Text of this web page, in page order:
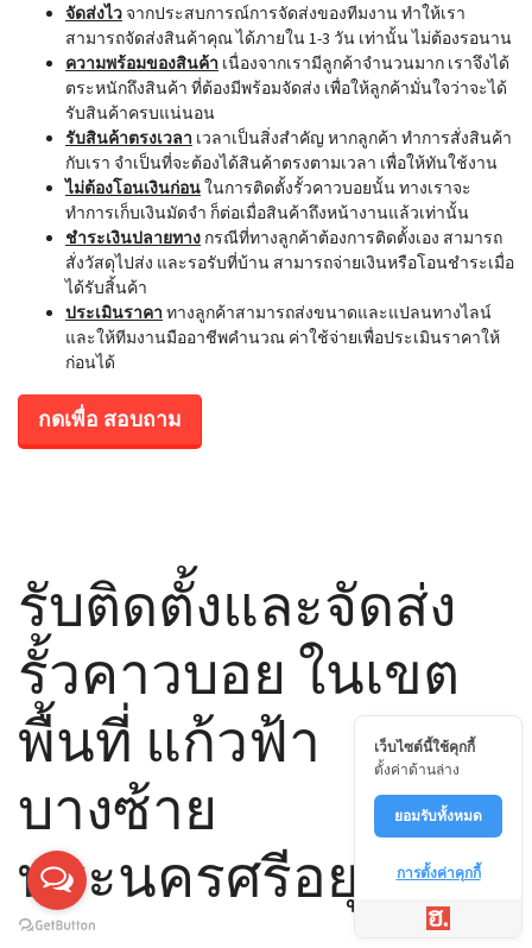
จัดส่งไว จากประสบการณ์การจัดส่งของทีมงาน ทำให้เรา
สามารถจัดส่งสินค้าคุณ ได้ภายใน 1-3 วัน เท่านั้น ไม่ต้องรอนาน
ความพร้อมของสินค้า เนื่องจากเรามีลูกค้าจำนวนมาก เราจึงได้
ตระหนักถึงสินค้า ที่ต้องมีพร้อมจัดส่ง เพื่อให้ลูกค้ามั่นใจว่าจะได้
รับสินค้าครบแน่นอน
รับสินค้าตรงเวลา เวลาเป็นสิ่งสำคัญ หากลูกค้า ทำการสั่งสินค้า
กับเรา จำเป็นที่จะต้องได้สินค้าตรงตามเวลา เพื่อให้ทันใช้งาน
ไม่ต้องโอนเงินก่อนในการติดตั้งรั้วคาวบอยนั้น ทางเราจะ
ทำการเก็บเงินมัดจำ ก็ต่อเมื่อสินค้าถึงหน้างานแล้วเท่านั้น
ชำระเงินปลายทาง กรณีที่ทางลูกค้าต้องการติดตั้งเอง สามารถ
สั่งวัสดุไปส่ง และรอรับที่บ้าน สามารถจ่ายเงินหรือโอนชำระเมื่อ
ได้รับสิ้นค้า
ประเมินราคา ทางลูกค้าสามารถส่งขนาดและแปลนทางไลน์
และให้ทีมงานมืออาชีพคำนวณ ค่าใช้จ่ายเพื่อประเมินราคาให้
ก่อนได้
กดเพื่อ สอบถาม
รับติดตั้งและจัดส่ง
รั้วคาวบอย ในเขต
พื้นที่ แก้วฟ้า
บางซ้าย
พระนครศรีอยุธยา
เว็บไซต์นี้ใช้คุกกี้
ตั้งค่าด้านล่าง
ยอมรับทั้งหมด
การตั้งค่าคุกกี้